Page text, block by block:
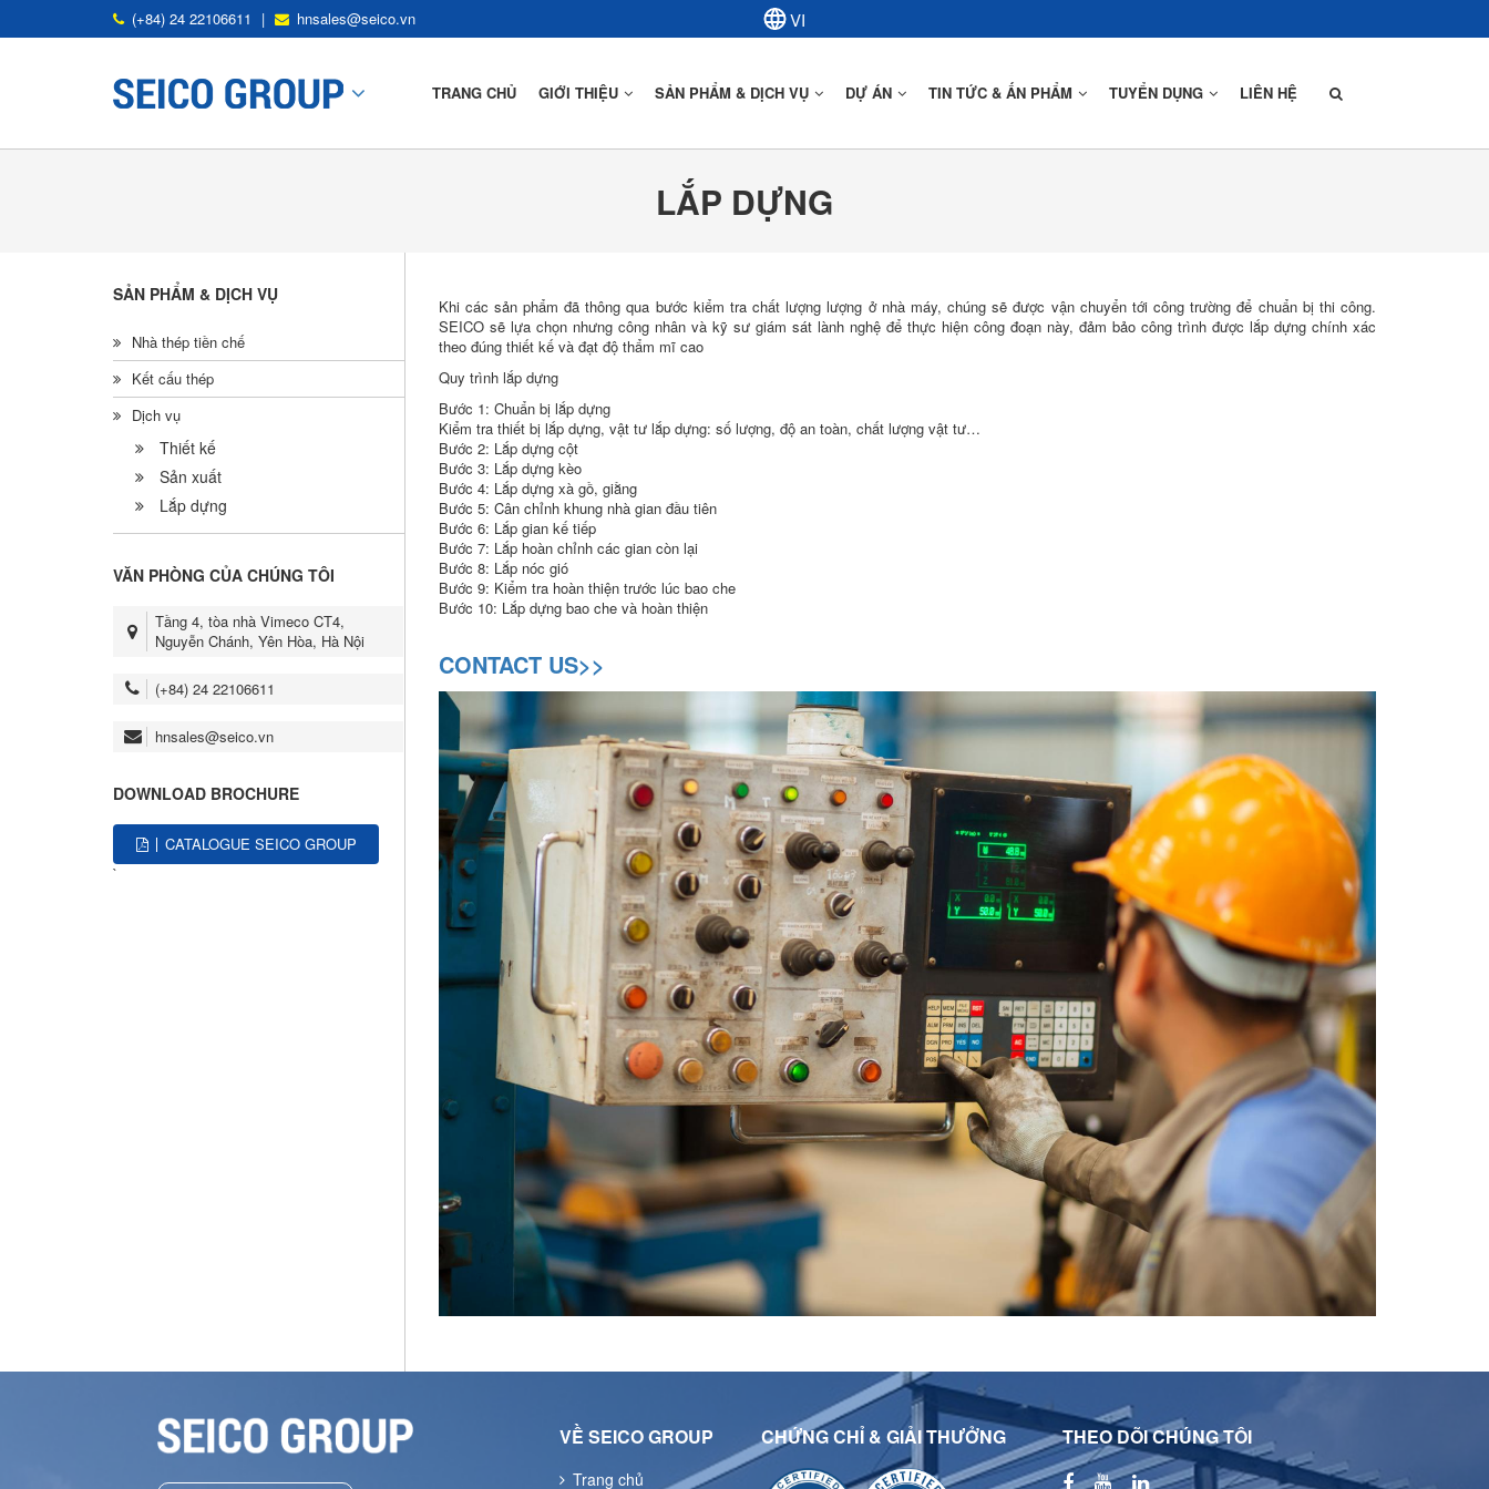
(+84) 24 22106611 | hnsales@seico.vn
TRANG CHỦ GIỚI THIỆU SẢN PHẨM & DỊCH VỤ
Khung Tiêu Chuẩn
Tấm Mái Và Tấm Tường
Mô Tả Kết Cấu Thép
Lắp Dựng
DỰ ÁN TIN TỨC & ẤN PHẨM TUYỂN DỤNG LIÊN HỆ
LẮP DỰNG
SẢN PHẨM & DỊCH VỤ
Nhà thép tiền chế
Kết cấu thép
Dịch vụ
Thiết kế
Sản xuất
Lắp dựng
VĂN PHÒNG CỦA CHÚNG TÔI
Tầng 4, tòa nhà Vimeco CT4,
Nguyễn Chánh, Yên Hòa, Hà Nội
(+84) 24 22106611
hnsales@seico.vn
DOWNLOAD BROCHURE
CATALOGUE SEICO GROUP
`
Khi các sản phẩm đã thông qua bước kiểm tra chất lượng lượng ở nhà máy, chúng sẽ được vận chuyển tới công trường để chuẩn bị thi công.
SEICO sẽ lựa chọn nhưng công nhân và kỹ sư giám sát lành nghệ để thực hiện công đoạn này, đảm bảo công trình được lắp dựng chính xác
theo đúng thiết kế và đạt độ thẩm mĩ cao
Quy trình lắp dựng
Bước 1: Chuẩn bị lắp dựng
Kiểm tra thiết bị lắp dựng, vật tư lắp dựng: số lượng, độ an toàn, chất lượng vật tư…
Bước 2: Lắp dựng cột
Bước 3: Lắp dựng kèo
Bước 4: Lắp dựng xà gồ, giằng
Bước 5: Cân chỉnh khung nhà gian đầu tiên
Bước 6: Lắp gian kế tiếp
Bước 7: Lắp hoàn chỉnh các gian còn lại
Bước 8: Lắp nóc gió
Bước 9: Kiểm tra hoàn thiện trước lúc bao che
Bước 10: Lắp dựng bao che và hoàn thiện
CONTACT US>>
VỀ SEICO GROUP
Trang chủ
CHỨNG CHỈ & GIẢI THƯỞNG THEO DÕI CHÚNG TÔI